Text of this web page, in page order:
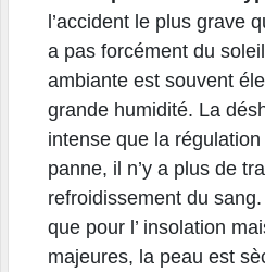
l’accident le plus grave
a pas forcément du
ambiante est souvent
grande humidité. La
intense que la
panne, il n’y a plus de
refroidissement du
que pour l’ insolation
majeures, la peau est